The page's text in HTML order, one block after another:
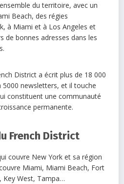
du territoire, avec un
Beach, des régies
à Miami et à Los Angeles et
de bonnes adresses dans les
District a écrit plus de 18 000
newsletters, et il touche
constituent une communauté
permanente.
French District
couvre New York et sa région
Miami, Miami Beach, Fort
Key West, Tampa…